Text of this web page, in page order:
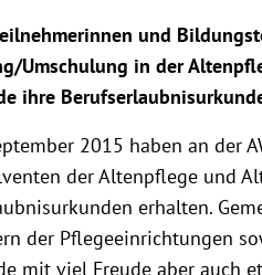
und
Umschulung in der
ihre
2015 haben an der
der Altenpflege und
erhalten.
der Pflegeeinrichtungen
mit viel Freude aber auch